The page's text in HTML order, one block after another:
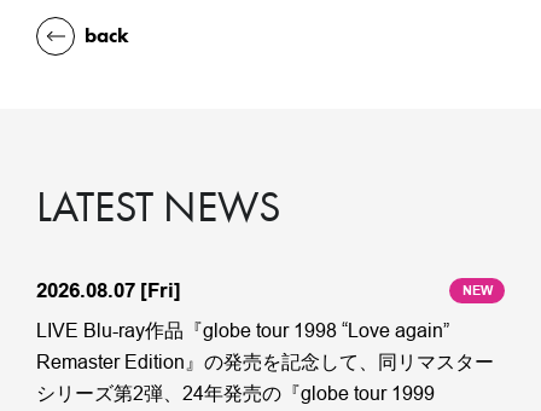
back
LATEST NEWS
2026.08.07 [Fri] NEW
LIVE Blu-ray作品『globe tour 1998 “Love again”
Remaster Edition』の発売を記念して、同リマスター
シリーズ第2弾、24年発売の『globe tour 1999